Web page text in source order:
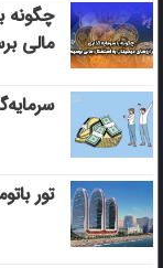
چگونه
مالی
تور